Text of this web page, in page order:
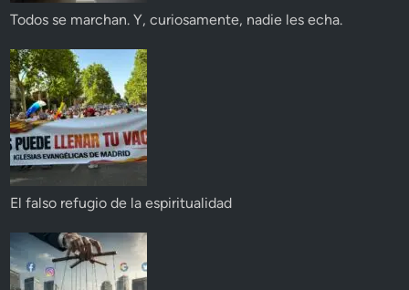
Todos se marchan. Y, curiosamente, nadie les echa.
El falso refugio de la espiritualidad